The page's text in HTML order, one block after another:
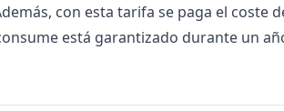
con esta tarifa se paga el coste
está garantizado durante un